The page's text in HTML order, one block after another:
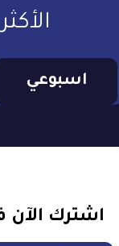
اسبوعي
اشترك الآن